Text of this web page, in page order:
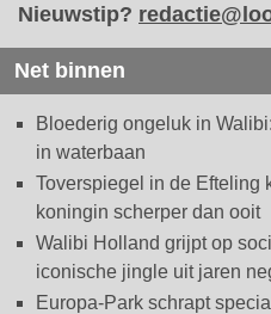
Nieuwstip?
Net binnen
Bloederig ongeluk in
in waterbaan
Toverspiegel in de Efteling
koningin scherper dan ooit
Walibi Holland grijpt op
iconische jingle uit jaren
Europa-Park schrapt